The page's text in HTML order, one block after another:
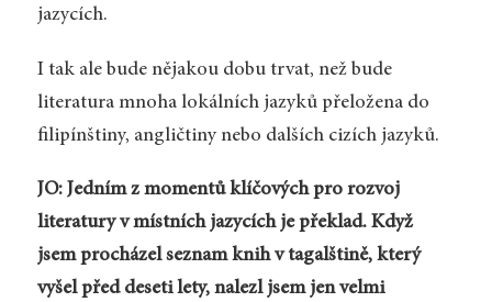
jazycích.
I tak ale bude nějakou dobu trvat, než bude
literatura mnoha lokálních jazyků přeložena do
filipínštiny, angličtiny nebo dalších cizích jazyků.
JO: Jedním z momentů klíčových pro rozvoj
literatury v místních jazycích je překlad. Když
jsem procházel seznam knih v tagalštině, který
vyšel před deseti lety, nalezl jsem jen velmi